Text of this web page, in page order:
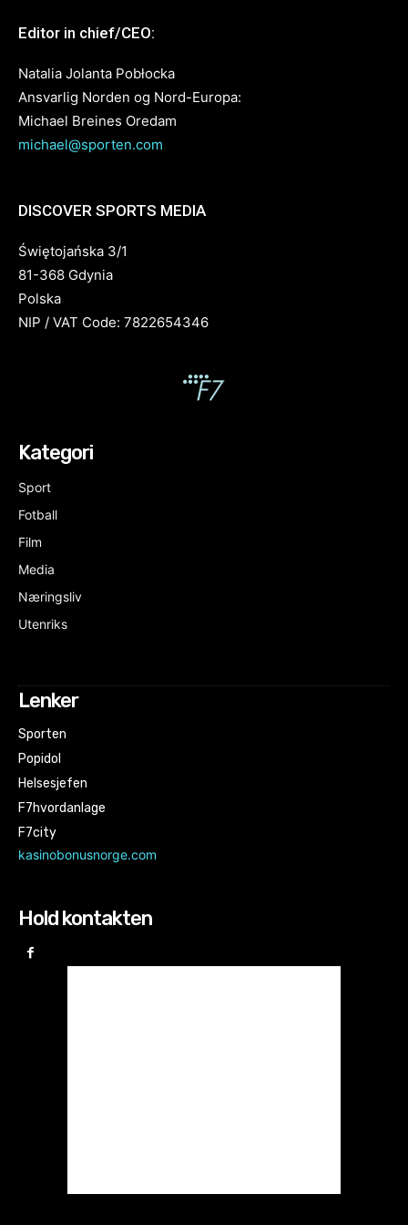
Editor in chief/CEO:
Natalia Jolanta Pobłocka
Ansvarlig Norden og Nord-Europa:
Michael Breines Oredam
michael@sporten.com
DISCOVER SPORTS MEDIA
Świętojańska 3/1
81-368 Gdynia
Polska
NIP / VAT Code: 7822654346
Kategori
Sport
Fotball
Film
Media
Næringsliv
Utenriks
Lenker
Sporten
Popidol
Helsesjefen
F7hvordanlage
F7city
kasinobonusnorge.com
Hold kontakten